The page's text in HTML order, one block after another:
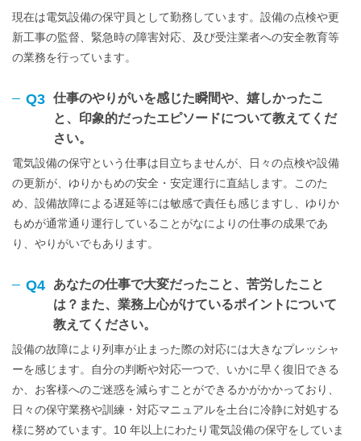
現在は電気設備の保守員として勤務しています。設備の点検や更
新工事の監督、緊急時の障害対応、及び受注業者への安全教育等
の業務を行っています。
Q3 仕事のやりがいを感じた瞬間や、嬉しかったこ
と、印象的だったエピソードについて教えてくだ
さい。
電気設備の保守という仕事は目立ちませんが、日々の点検や設備
の更新が、ゆりかもめの安全・安定運行に直結します。このた
め、設備故障による遅延等には敏感で責任も感じますし、ゆりか
もめが通常通り運行していることがなによりの仕事の成果であ
り、やりがいでもあります。
Q4
あなたの仕事で大変だったこと、苦労したこと
は？また、業務上心がけているポイントについて
教えてください。
設備の故障により列車が止まった際の対応には大きなプレッシャ
ーを感じます。自分の判断や対応一つで、いかに早く復旧できる
か、お客様へのご迷惑を減らすことができるかがかかっており、
日々の保守業務や訓練・対応マニュアルを土台に冷静に対処する
様に努めています。10 年以上にわたり電気設備の保守をしていま